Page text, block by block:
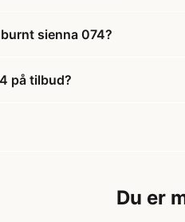
sienna 074?
på tilbud?
Du er